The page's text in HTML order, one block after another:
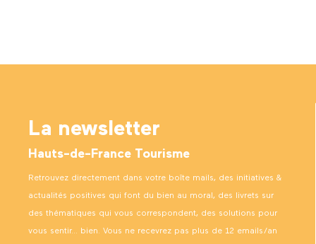
La newsletter
Hauts-de-France Tourisme
Retrouvez directement dans votre boîte mails, des initiatives &
actualités positives qui font du bien au moral, des livrets sur
des thématiques qui vous correspondent, des solutions pour
vous sentir… bien. Vous ne recevrez pas plus de 12 emails/an